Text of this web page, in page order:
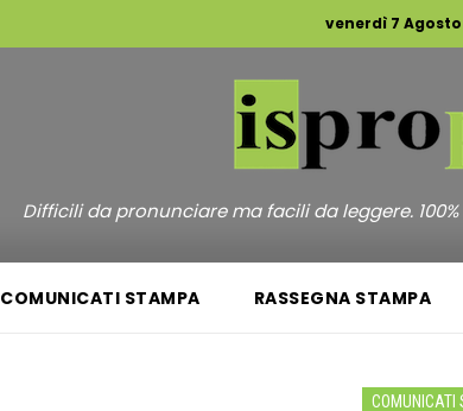
venerdì 7 Agosto
Difficili da pronunciare ma facili da leggere.
COMUNICATI STAMPA RASSEGNA STAMPA
COMUNICATI